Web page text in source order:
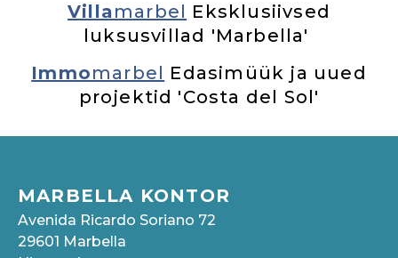
Villamarbel
Eksklusiivsed
luksusvillad 'Marbella'
Immomarbel Edasimüük ja uued
projektid 'Costa del Sol'
MARBELLA KONTOR
Avenida Ricardo Soriano 72
29601 Marbella